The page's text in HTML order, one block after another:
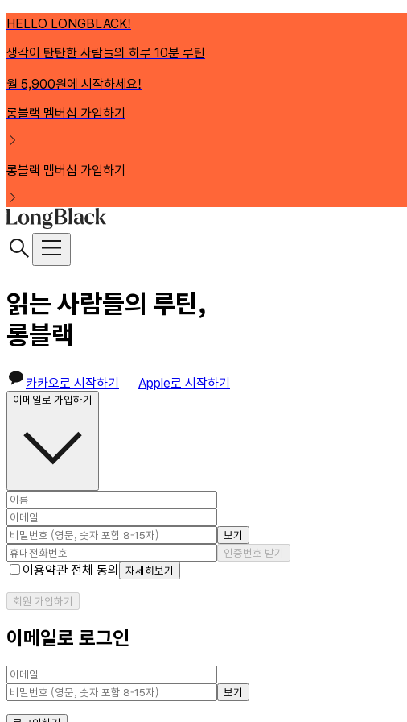
HELLO LONGBLACK!
생각이 탄탄한 사람들의 하루 10분 루틴
월 5,900원에 시작하세요!
롱블랙 멤버십 가입하기
롱블랙 멤버십 가입하기
읽는 사람들의 루틴,
롱블랙
카카오로 시작하기 Apple로 시작하기
이메일로 가입하기
보기
인증번호 받기
이용약관 전체 동의 자세히보기
회원 가입하기
이메일로 로그인
보기